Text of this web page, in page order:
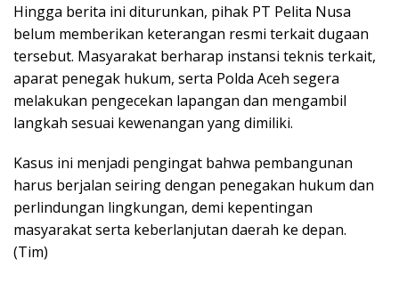
Hingga berita ini diturunkan, pihak PT Pelita Nusa
belum memberikan keterangan resmi terkait dugaan
tersebut. Masyarakat berharap instansi teknis terkait,
aparat penegak hukum, serta Polda Aceh segera
melakukan pengecekan lapangan dan mengambil
langkah sesuai kewenangan yang dimiliki.
Kasus ini menjadi pengingat bahwa pembangunan
harus berjalan seiring dengan penegakan hukum dan
perlindungan lingkungan, demi kepentingan
masyarakat serta keberlanjutan daerah ke depan.
(Tim)